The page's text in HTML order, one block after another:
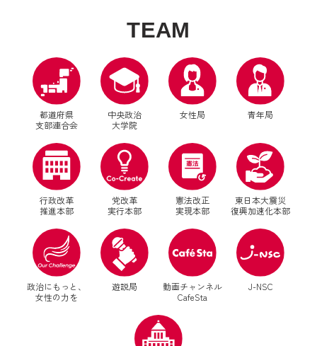
TEAM
都道府県
支部連合会
中央政治
大学院
女性局 青年局
行政改革
推進本部
党改革
実行本部
憲法改正
実現本部
東日本大震災
復興加速化本部
政治にもっと、
女性の力を
別ウィンドウリンク
遊説局
別ウィンドウリンク
動画チャンネル
CafeSta
J-NSC
別ウィンドウリンク